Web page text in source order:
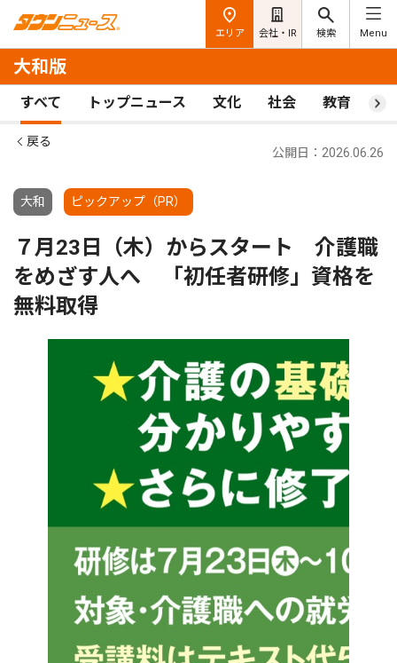
エリア 会社・IR 検索 Menu
大和版
すべて トップニュース 文化 社会 教育 ス
戻る
大和 ピックアップ（PR）
公開日：2026.06.26
７月23日（木）からスタート 介護職
をめざす人へ 「初任者研修」資格を
無料取得